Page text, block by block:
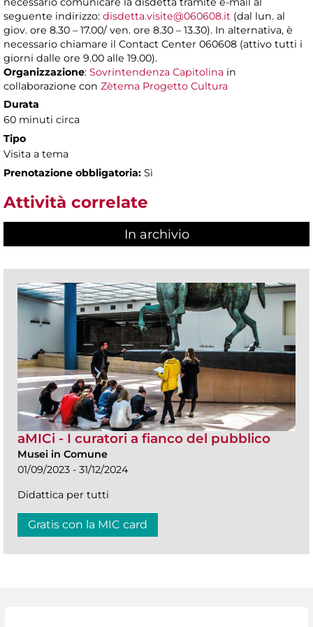
seguente indirizzo: disdetta.visite@060608.it (dal lun. al
giov. ore 8.30 – 17.00/ ven. ore 8.30 – 13.30). In alternativa, è
necessario chiamare il Contact Center 060608 (attivo tutti i
giorni dalle ore 9.00 alle 19.00).
Organizzazione: Sovrintendenza Capitolina in
collaborazione con Zètema Progetto Cultura
Durata
60 minuti circa
Tipo
Visita a tema
Prenotazione obbligatoria: Sì
Attività correlate
In archivio
aMICi - I curatori a fianco del pubblico
Musei in Comune
01/09/2023 - 31/12/2024
Didattica per tutti
Gratis con la MIC card